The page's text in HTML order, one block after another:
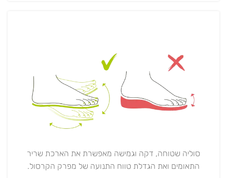
סוליה שטוחה, דקה וגמישה מאפשרת את הארכת שריר
התאומים ואת הגדלת טווח התנועה של מפרק הקרסול.